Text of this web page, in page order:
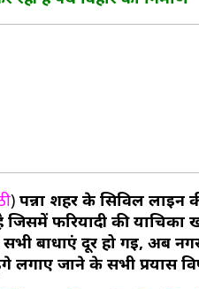
) पन्ना शहर के सिविल लाइन
फरियादी की याचिका
बाधाएं दूर हो गई, अब
लगाए जाने के सभी प्रयास